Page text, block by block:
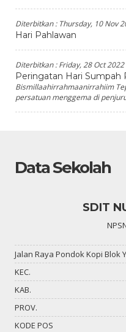
Diterbitkan : Thursday, 10 Nov
Hari Pahlawan
Diterbitkan :Friday, 28 Oct 2022
Peringatan Hari Sumpah
Bismillaahirrahmaanirrahiim
persatuan menggema di
Data Sekolah
SDIT
Jalan Raya Pondok Kopi Blok
KEC.
KAB.
PROV.
KODE POS